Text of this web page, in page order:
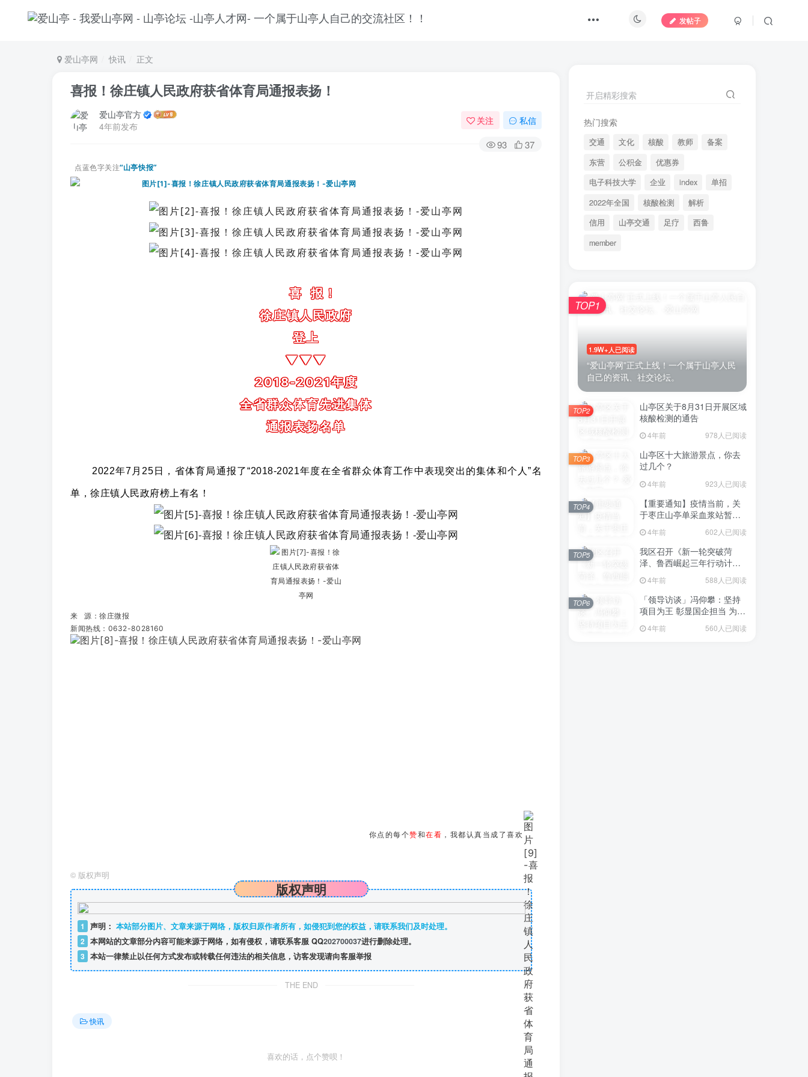
发帖子
爱山亭网 快讯 正文
喜报！徐庄镇人民政府获省体育局通报表扬！
爱山亭官方
4年前发布
关注 私信
93 37
点蓝色字关注“山亭快报”
喜 报！
徐庄镇人民政府
登上
▼▼▼
2018-2021年度
全省群众体育先进集体
通报表扬名单
2022年7月25日，省体育局通报了“2018-2021年度在全省群众体育工作中表现突出的集体和个人”名
单，徐庄镇人民政府榜上有名！
来 源：徐庄微报
新闻热线：0632-8028160
你点的每个赞和在看 ，我都认真当成了喜欢
© 版权声明
版权声明
1 声明： 本站部分图片、文章来源于网络，版权归原作者所有，如侵犯到您的权益，请联系我们及时处理。
2 本网站的文章部分内容可能来源于网络，如有侵权，请联系客服 QQ202700037进行删除处理。
3 本站一律禁止以任何方式发布或转载任何违法的相关信息，访客发现请向客服举报
THE END
快讯
喜欢的话，点个赞呗！
开启精彩搜索
热门搜索
交通 文化 核酸 教师
备案
东营
公积金
优惠券
电子科技大学
企业 index
单招
2022年全国
核酸检测
解析
信用
山亭交通 足疗
西鲁
member
1.9W+人已阅读
“爱山亭网”正式上线！一个属于山亭人民
自己的资讯、社交论坛。
TOP1
山亭区关于8月31日开展区域
核酸检测的通告
4年前 978人已阅读
TOP2
山亭区十大旅游景点，你去
过几个？
4年前 923人已阅读
TOP3
【重要通知】疫情当前，关
于枣庄山亭单采血浆站暂停
4年前 602人已阅读
TOP4
我区召开《新一轮突破菏
泽、鲁西崛起三年行动计划
意见稿）政策分析研判会议
4年前 588人已阅读
TOP5
「领导访谈」冯仰攀：坚持
项目为王 彰显国企担当 为全
点项目建设贡献“交发力量”
4年前 560人已阅读
TOP6